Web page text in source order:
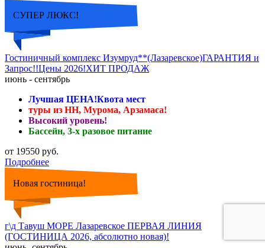
СУПЕР ЛЮКС!
Гостиничный комплекс Изумруд**(Лазаревское)ГАРАНТИЯ и
Запрос!!Цены 2026!ХИТ ПРОДАЖ
июнь - сентябрь
Лучшая ЦЕНА!Квота мест
туры из НН, Мурома, Арзамаса!
Высокий уровень!
Бассейн, 3-х разовое питание
от 19550 руб.
Подробнее
Новая гостиница!
г\д Тавуш МОРЕ Лазаревское ПЕРВАЯ ЛИНИЯ
(ГОСТИНИЦА 2026, абсолютно новая)!